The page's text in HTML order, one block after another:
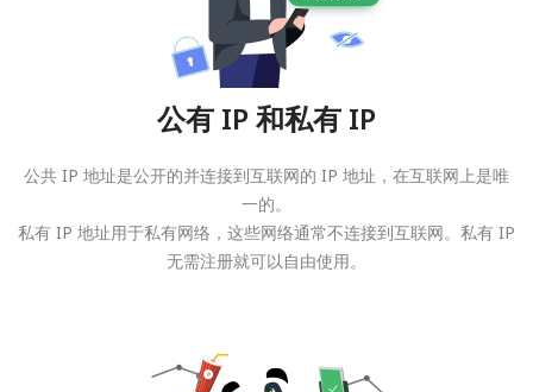
公有 IP 和私有 IP
公共 IP 地址是公开的并连接到互联网的 IP 地址，在互联网上是唯
一的。
私有 IP 地址用于私有网络，这些网络通常不连接到互联网。私有 IP
无需注册就可以自由使用。